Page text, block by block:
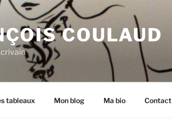
COULAUD
tableaux Mon blog Ma bio Contact